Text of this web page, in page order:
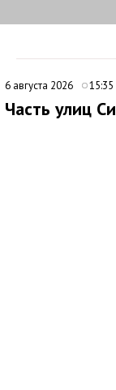
6 августа 2026 15:35
Часть улиц